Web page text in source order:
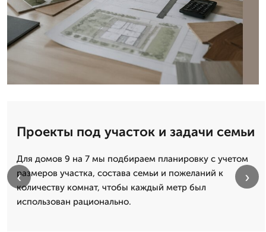
Проекты под участок и задачи семьи
Для домов 9 на 7 мы подбираем планировку с учетом
размеров участка, состава семьи и пожеланий к
количеству комнат, чтобы каждый метр был
использован рационально.
‹ ›